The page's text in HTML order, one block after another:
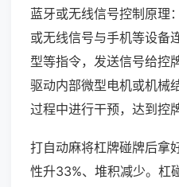
蓝牙或无线信号控制原理
或无线信号与手机等设备
型等指令，发送信号给控
驱动内部微型电机或机械
过程中进行干预，达到控
打自动麻将杠牌碰牌后拿
性升33%、堆积减少。杠